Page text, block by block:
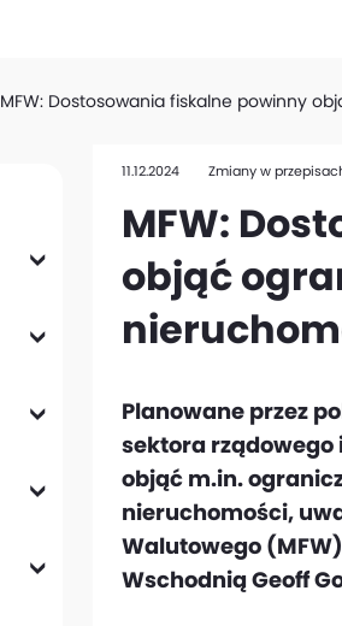
MFW: Dostosowania fiskalne powinny
11.12.2024 Zmiany w
MFW:
objąć
Planowane przez
sektora
objąć m.in.
nieruchomości,
Walutowego
Wschodnią Geoff